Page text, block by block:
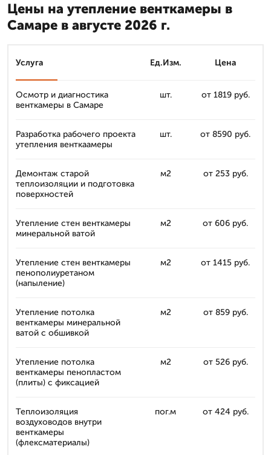
Цены на утепление венткамеры в
Самаре в августе 2026 г.
Услуга Ед.Изм. Цена
Осмотр и диагностика
венткамеры в Самаре
шт. от 1819 руб.
Разработка рабочего проекта
утепления венткаамеры
шт. от 8590 руб.
Демонтаж старой
теплоизоляции и подготовка
поверхностей
м2 от 253 руб.
Утепление стен венткамеры
минеральной ватой
м2 от 606 руб.
Утепление стен венткамеры
пенополиуретаном
(напыление)
м2 от 1415 руб.
Утепление потолка
венткамеры минеральной
ватой с обшивкой
м2 от 859 руб.
Утепление потолка
венткамеры пенопластом
(плиты) с фиксацией
м2 от 526 руб.
Теплоизоляция
воздуховодов внутри
венткамеры
(флексматериалы)
пог.м от 424 руб.